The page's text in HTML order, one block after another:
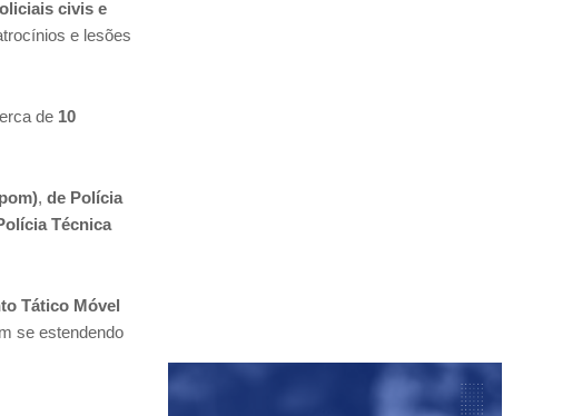
civis e
e lesões
de 10
, de Polícia
Técnica
Tático Móvel
se estendendo